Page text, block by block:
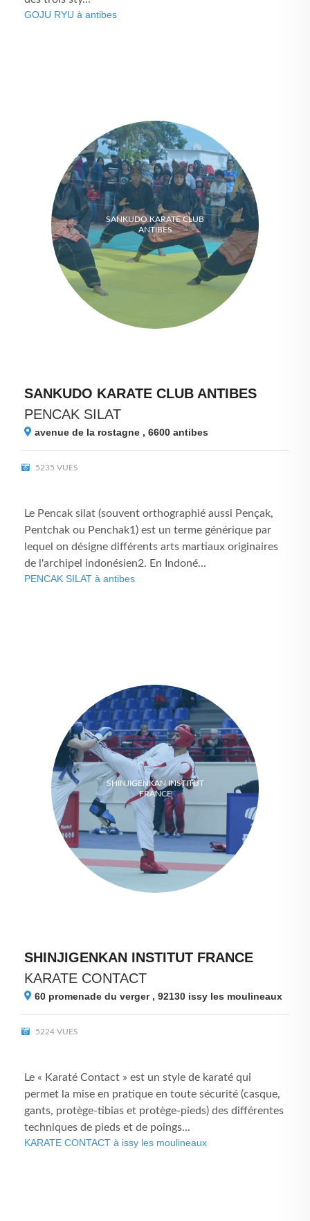
GOJU RYU à antibes
SANKUDO KARATE CLUB
ANTIBES
SANKUDO KARATE CLUB ANTIBES
PENCAK SILAT
avenue de la rostagne , 6600 antibes
5235 VUES
Le Pencak silat (souvent orthographié aussi Pençak,
Pentchak ou Penchak1) est un terme générique par
lequel on désigne différents arts martiaux originaires
de l'archipel indonésien2. En Indoné...
PENCAK SILAT à antibes
SHINJIGENKAN INSTITUT
FRANCE
SHINJIGENKAN INSTITUT FRANCE
KARATE CONTACT
60 promenade du verger , 92130 issy les moulineaux
5224 VUES
Le « Karaté Contact » est un style de karaté qui
permet la mise en pratique en toute sécurité (casque,
gants, protège-tibias et protège-pieds) des différentes
techniques de pieds et de poings...
KARATE CONTACT à issy les moulineaux